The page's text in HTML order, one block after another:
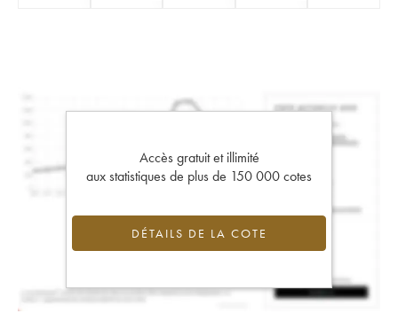
Accès gratuit et illimité
aux statistiques de plus de 150 000 cotes
DÉTAILS DE LA COTE